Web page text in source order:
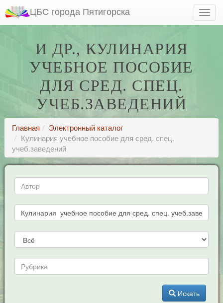
ЦБС города Пятигорска
И ДР., КУЛИНАРИЯ
УЧЕБНОЕ ПОСОБИЕ
ДЛЯ СРЕД. СПЕЦ.
УЧЕБ.ЗАВЕДЕНИЙ
Главная
Электронный каталог
Кулинария учебное пособие для сред. спец.
учеб.заведений
Искать